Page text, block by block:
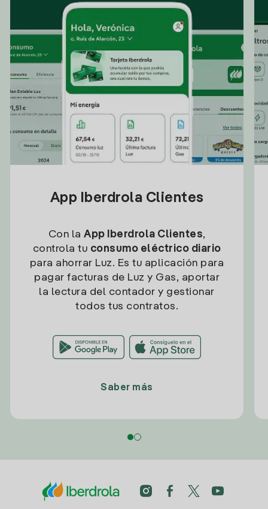
App Iberdrola Clientes
Con la App Iberdrola Clientes,
controla tu consumo eléctrico diario
para ahorrar Luz. Es tu aplicación para
pagar facturas de Luz y Gas, aportar
la lectura del contador y gestionar
todos tus contratos.
Saber más